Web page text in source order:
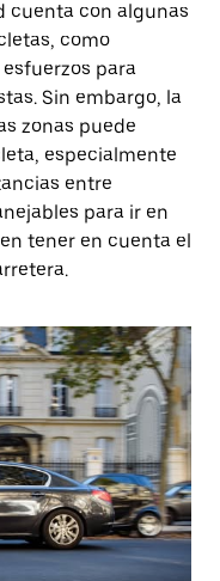
cuenta con algunas
como
para
Sin embargo, la
zonas puede
especialmente
entre
para ir en
tener en cuenta el